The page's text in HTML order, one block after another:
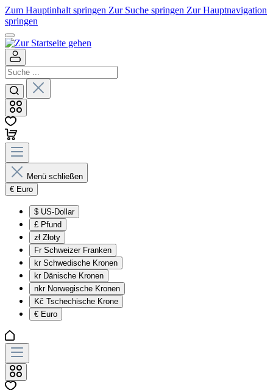
Zum Hauptinhalt springen Zur Suche springen Zur Hauptnavigation
springen
Menü schließen
€ Euro
$ US-Dollar
£ Pfund
zł Złoty
Fr Schweizer Franken
kr Schwedische Kronen
kr Dänische Kronen
nkr Norwegische Kronen
Kč Tschechische Krone
€ Euro